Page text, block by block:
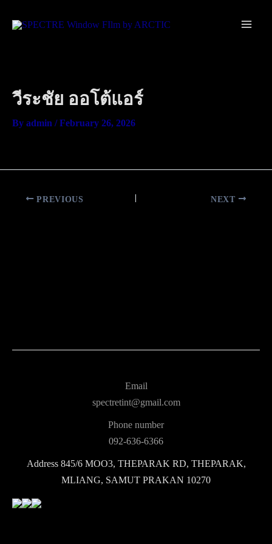
to
วีระชัย ออโต้แอร์
By admin /February 26, 2026
PREVIOUS NEXT
Email
spectretint@gmail.com
Phone number
092-636-6366
Address845/6 MOO3, THEPARAK RD, THEPARAK,
MLIANG, SAMUT PRAKAN 10270